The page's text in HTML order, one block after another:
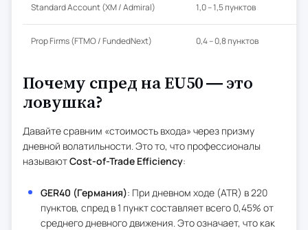
Standard Account (XM / Admiral) 1,0 – 1,5 пунктов
Prop Firms (FTMO / FundedNext) 0,4 – 0,8 пунктов
Почему спред на EU50 — это
ловушка?
Давайте сравним «стоимость входа» через призму
дневной волатильности. Это то, что профессионалы
называютCost-of-Trade Efficiency:
GER40 (Германия): При дневном ходе (ATR) в 220
пунктов, спред в 1 пункт составляет всего 0,45% от
среднего дневного движения. Это означает, что как